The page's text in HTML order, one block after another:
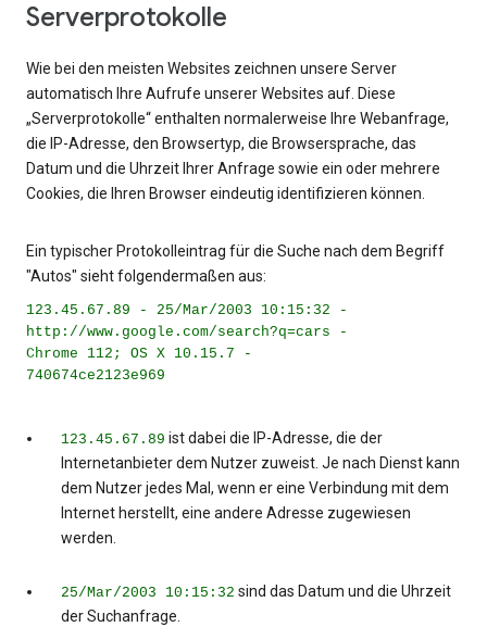
Serverprotokolle
Wie bei den meisten Websites zeichnen unsere Server
automatisch Ihre Aufrufe unserer Websites auf. Diese
„Serverprotokolle“ enthalten normalerweise Ihre Webanfrage,
die IP-Adresse, den Browsertyp, die Browsersprache, das
Datum und die Uhrzeit Ihrer Anfrage sowie ein oder mehrere
Cookies, die Ihren Browser eindeutig identifizieren können.
Ein typischer Protokolleintrag für die Suche nach dem Begriff
"Autos" sieht folgendermaßen aus:
123.45.67.89 - 25/Mar/2003 10:15:32 -
http://www.google.com/search?q=cars -
Chrome 112; OS X 10.15.7 -
740674ce2123e969
123.45.67.89 ist dabei die IP-Adresse, die der
Internetanbieter dem Nutzer zuweist. Je nach Dienst kann
dem Nutzer jedes Mal, wenn er eine Verbindung mit dem
Internet herstellt, eine andere Adresse zugewiesen
werden.
25/Mar/2003 10:15:32 sind das Datum und die Uhrzeit
der Suchanfrage.